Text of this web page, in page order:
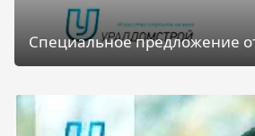
Специальное предложение